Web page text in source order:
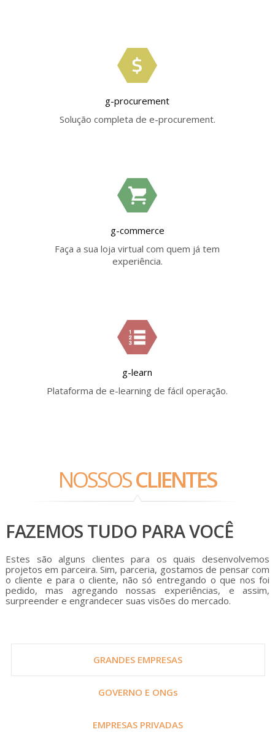
g-procurement
Solução completa de e-procurement.
g-commerce
Faça a sua loja virtual com quem já tem
experiência.
g-learn
Plataforma de e-learning de fácil operação.
NOSSOSCLIENTES
FAZEMOS TUDO PARA VOCÊ
Estes são alguns clientes para os quais desenvolvemos
projetos em parceira. Sim, parceria, gostamos de pensar com
o cliente e para o cliente, não só entregando o que nos foi
pedido, mas agregando nossas experiências, e assim,
surpreender e engrandecer suas visões do mercado.
GRANDES EMPRESAS
GOVERNO E ONGs
EMPRESAS PRIVADAS